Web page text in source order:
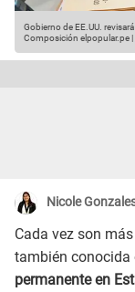
Gobierno de EE.UU.
Composición elpopular.pe |
Nicole
Cada vez son
también conocida
permanente en